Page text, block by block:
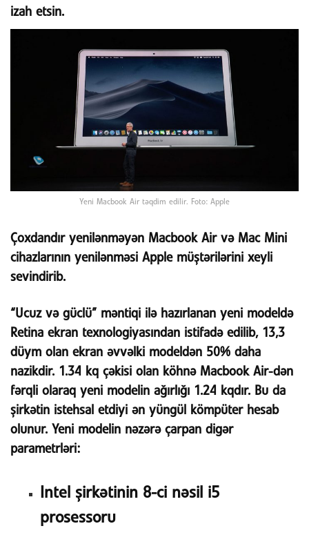
izah etsin.
Yeni Macbook Air təqdim edilir. Foto: Apple
Çoxdandır yenilənməyən Macbook Air və Mac Mini
cihazlarının yenilənməsi Apple müştərilərini xeyli
sevindirib.
“Ucuz və güclü” məntiqi ilə hazırlanan yeni modeldə
Retina ekran texnologiyasından istifadə edilib, 13,3
düym olan ekran əvvəlki modeldən 50% daha
nazikdir. 1.34 kq çəkisi olan köhnə Macbook Air-dən
fərqli olaraq yeni modelin ağırlığı 1.24 kqdır. Bu da
şirkətin istehsal etdiyi ən yüngül kömpüter hesab
olunur. Yeni modelin nəzərə çarpan digər
parametrləri:
Intel şirkətinin 8-ci nəsil i5
prosessoru